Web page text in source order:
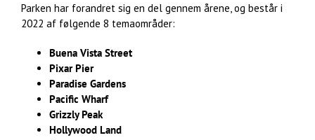
Parken har forandret sig en del gennem årene, og består i
2022 af følgende 8 temaområder:
Buena Vista Street
Pixar Pier
Paradise Gardens
Pacific Wharf
Grizzly Peak
Hollywood Land